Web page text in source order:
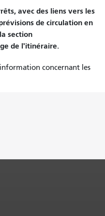
avec des liens vers les
de circulation en
section
de l'itinéraire.
concernant les